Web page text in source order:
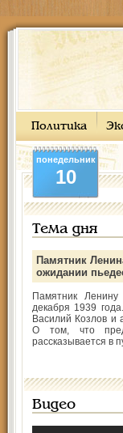
Политика
понедельник
10
Тема дня
Памятник
ожидании
Памятник
декабря 1939
Василий Козлов и
О том, что
рассказывается в
Видео